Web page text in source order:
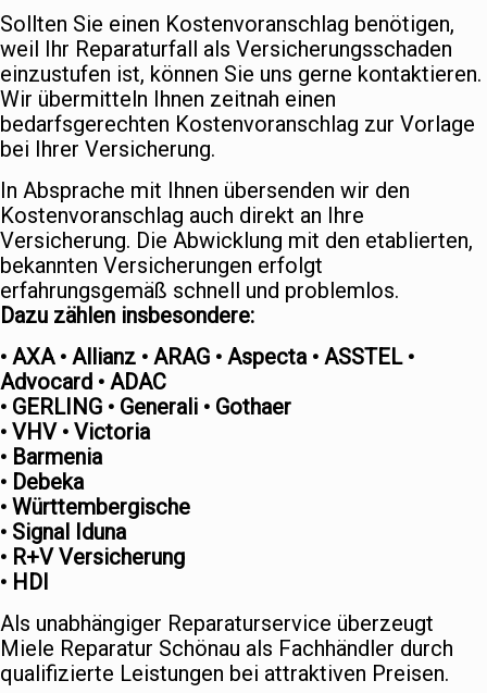
Sollten Sie einen Kostenvoranschlag benötigen,
weil Ihr Reparaturfall als Versicherungsschaden
einzustufen ist, können Sie uns gerne kontaktieren.
Wir übermitteln Ihnen zeitnah einen
bedarfsgerechten Kostenvoranschlag zur Vorlage
bei Ihrer Versicherung.
In Absprache mit Ihnen übersenden wir den
Kostenvoranschlag auch direkt an Ihre
Versicherung. Die Abwicklung mit den etablierten,
bekannten Versicherungen erfolgt
erfahrungsgemäß schnell und problemlos.
Dazu zählen insbesondere:
• AXA • Allianz • ARAG • Aspecta • ASSTEL •
Advocard • ADAC
• GERLING • Generali • Gothaer
• VHV • Victoria
• Barmenia
• Debeka
• Württembergische
• Signal Iduna
• R+V Versicherung
• HDI
Als unabhängiger Reparaturservice überzeugt
Miele Reparatur Schönau als Fachhändler durch
qualifizierte Leistungen bei attraktiven Preisen.